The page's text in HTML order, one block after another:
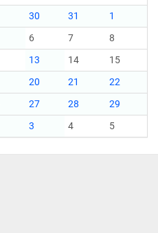
30 31
1
6 7
8
13 14
15
20 21
22
27 28
29
3 4 5